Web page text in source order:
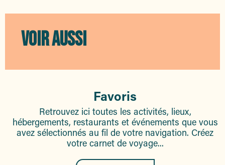
VOIR AUSSI
Favoris
Retrouvez ici toutes les activités, lieux,
hébergements, restaurants et événements que vous
avez sélectionnés au fil de votre navigation. Créez
votre carnet de voyage...